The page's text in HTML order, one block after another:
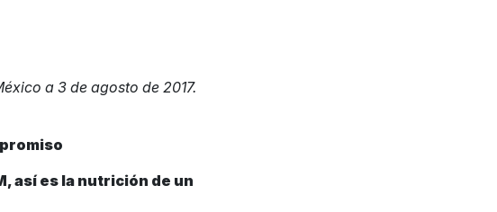
a 3 de agosto de 2017.
así es la nutrición de un